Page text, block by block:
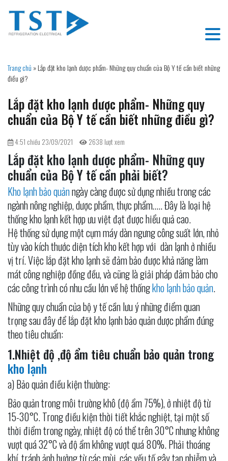
Trang chủ »Lắp đặt kho lạnh dược phẩm- Những quy chuẩn của Bộ Y tế cần biết những
điều gì?
Lắp đặt kho lạnh dược phẩm- Những quy
chuẩn của Bộ Y tế cần biết những điều gì?
4:51 chiều 23/09/2021 2638 lượt xem
Lắp đặt kho lạnh dược phẩm- Những quy
chuẩn của Bộ Y tế cần phải biết?
Kho lạnh bảo quảnngày càng được sử dụng nhiều trong các
ngành nông nghiệp, dược phẩm, thực phẩm….. Đây là loại hệ
thống kho lạnh kết hợp ưu việt đạt được hiểu quả cao.
Hệ thống sử dụng một cụm máy dàn ngưng công suất lớn, nhỏ
tùy vào kích thước diện tích kho kết hợp với dàn lạnh ở nhiều
vị trí. Việc lắp đặt kho lạnh sẽ đảm bảo được khả năng làm
mát công nghiệp đồng đều, và cũng là giải pháp đảm bảo cho
các công trình có nhu cầu lớn về hệ thốngkho lạnh bảo quản.
Những quy chuẩn của bộ y tế cần lưu ý những điểm quan
trọng sau đây để lắp đặt kho lạnh bảo quản dược phẩm đúng
theo tiêu chuẩn:
1.Nhiệt độ ,độ ẩm tiêu chuẩn bảo quản trong
kho lạnh
a) Bảo quản điều kiện thường:
Bảo quản trong môi trường khô (độ ẩm 75%), ở nhiệt độ từ
15-30°C. Trong điều kiện thời tiết khắc nghiệt, tại một số
thời điểm trong ngày, nhiệt độ có thể trên 30°C nhưng không
vượt quá 32°C và độ ẩm không vượt quá 80%. Phải thoáng